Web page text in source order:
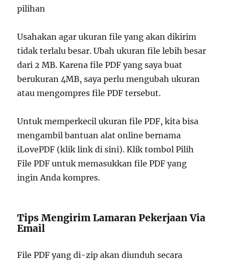
pilihan
Usahakan agar ukuran file yang akan dikirim
tidak terlalu besar. Ubah ukuran file lebih besar
dari 2 MB. Karena file PDF yang saya buat
berukuran 4MB, saya perlu mengubah ukuran
atau mengompres file PDF tersebut.
Untuk memperkecil ukuran file PDF, kita bisa
mengambil bantuan alat online bernama
iLovePDF (klik link di sini). Klik tombol Pilih
File PDF untuk memasukkan file PDF yang
ingin Anda kompres.
Tips Mengirim Lamaran Pekerjaan Via
Email
File PDF yang di-zip akan diunduh secara